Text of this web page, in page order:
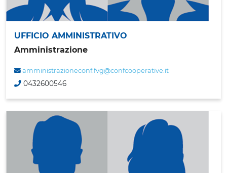
UFFICIO AMMINISTRATIVO
Amministrazione
amministrazioneconf.fvg@confcooperative.it
0432600546